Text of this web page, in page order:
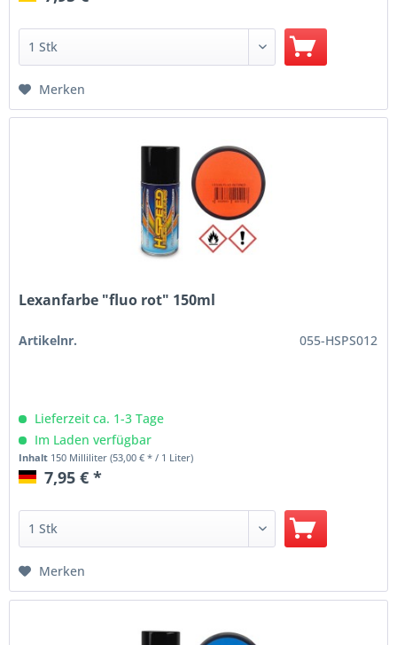
Merken
Lexanfarbe "fluo rot" 150ml
Artikelnr. 055-HSPS012
Lieferzeit ca. 1-3 Tage
Im Laden verfügbar
Inhalt 150 Milliliter(53,00 € * / 1 Liter)
7,95 € *
Merken